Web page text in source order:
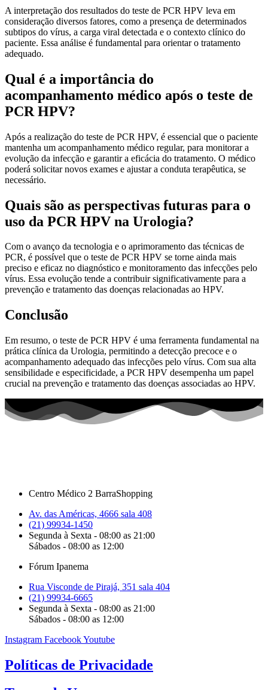
A interpretação dos resultados do teste de PCR HPV leva em
consideração diversos fatores, como a presença de determinados
subtipos do vírus, a carga viral detectada e o contexto clínico do
paciente. Essa análise é fundamental para orientar o tratamento
adequado.
Qual é a importância do
acompanhamento médico após o teste de
PCR HPV?
Após a realização do teste de PCR HPV, é essencial que o paciente
mantenha um acompanhamento médico regular, para monitorar a
evolução da infecção e garantir a eficácia do tratamento. O médico
poderá solicitar novos exames e ajustar a conduta terapêutica, se
necessário.
Quais são as perspectivas futuras para o
uso da PCR HPV na Urologia?
Com o avanço da tecnologia e o aprimoramento das técnicas de
PCR, é possível que o teste de PCR HPV se torne ainda mais
preciso e eficaz no diagnóstico e monitoramento das infecções pelo
vírus. Essa evolução tende a contribuir significativamente para a
prevenção e tratamento das doenças relacionadas ao HPV.
Conclusão
Em resumo, o teste de PCR HPV é uma ferramenta fundamental na
prática clínica da Urologia, permitindo a detecção precoce e o
acompanhamento adequado das infecções pelo vírus. Com sua alta
sensibilidade e especificidade, a PCR HPV desempenha um papel
crucial na prevenção e tratamento das doenças associadas ao HPV.
Centro Médico 2 BarraShopping
Av. das Américas, 4666 sala 408
(21) 99934-1450
Segunda à Sexta - 08:00 as 21:00
Sábados - 08:00 as 12:00
Fórum Ipanema
Rua Visconde de Pirajá, 351 sala 404
(21) 99934-6665
Segunda à Sexta - 08:00 as 21:00
Sábados - 08:00 as 12:00
Instagram FacebookYoutube
Políticas de Privacidade